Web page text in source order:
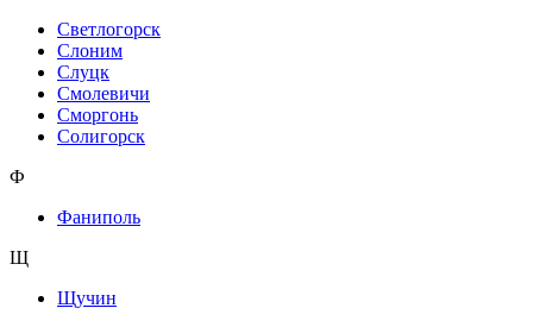
Светлогорск
Слоним
Слуцк
Смолевичи
Сморгонь
Солигорск
Ф
Фаниполь
Щ
Щучин